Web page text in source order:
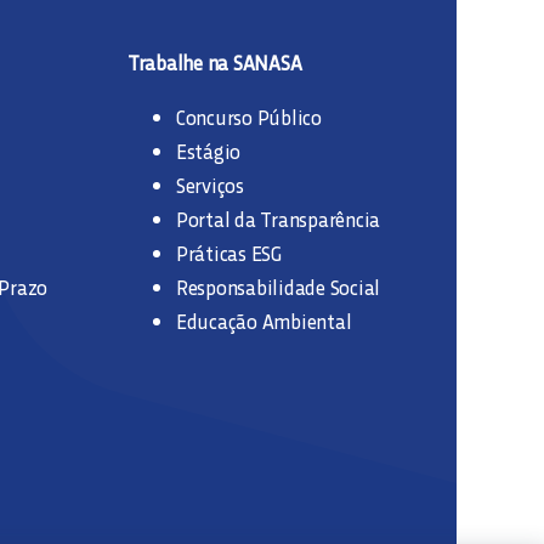
Trabalhe na SANASA
Concurso Público
Estágio
Serviços
Portal da Transparência
Práticas ESG
Responsabilidade Social
Educação Ambiental